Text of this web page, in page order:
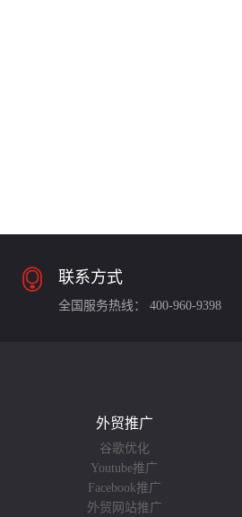
联系方式
全国服务热线： 400-960-9398
外贸推广
谷歌优化
Youtube推广
Facebook推广
外贸网站推广